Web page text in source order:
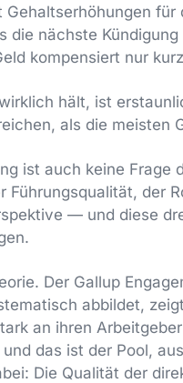
Gehaltserhöhungen
die nächste
kompensiert nur
hält, ist
als die meisten
ist auch keine Frage
Führungsqualität, der
— und diese
Der Gallup
abbildet,
an ihren
das ist der Pool,
Die Qualität der